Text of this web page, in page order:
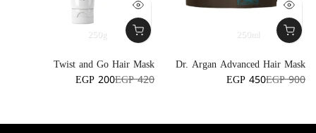
250g
Twist and Go Hair Mask
EGP 420
EGP 200
250ml
Dr. Argan Advanced Hair Mask
EGP 900
EGP 450